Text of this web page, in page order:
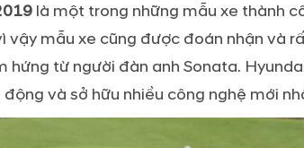
là một trong những mẫu xe thành
vậy mẫu xe cũng được đoán nhận và
hứng từ người đàn anh Sonata.
và sở hữu nhiều công nghệ mới